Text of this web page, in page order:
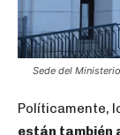
Sede del
Políticamente,
están también